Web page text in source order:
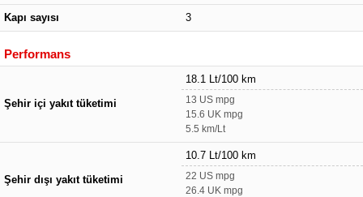
Kapı sayısı 3
Performans
Şehir içi yakıt tüketimi
18.1 Lt/100 km
13 US mpg
15.6 UK mpg
5.5 km/Lt
Şehir dışı yakıt tüketimi
10.7 Lt/100 km
22 US mpg
26.4 UK mpg